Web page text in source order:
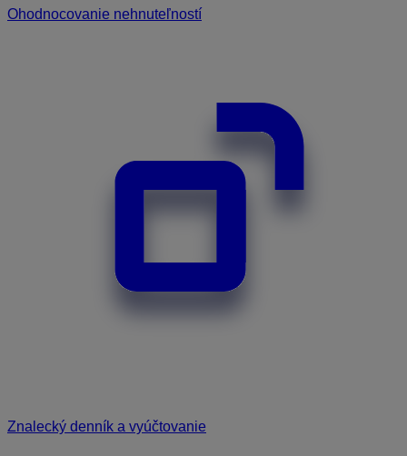
Ohodnocovanie nehnuteľností
Znalecký denník a vyúčtovanie